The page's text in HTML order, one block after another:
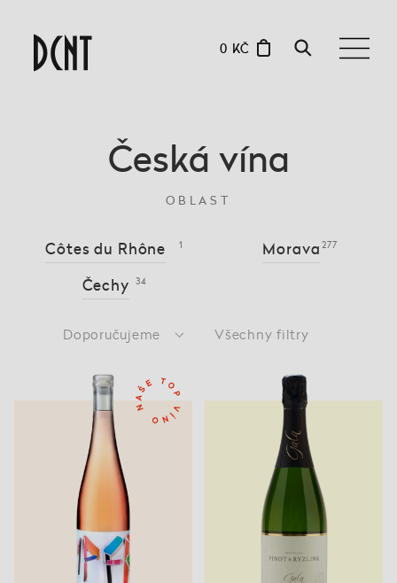
0 KČ
Česká vína
OBLAST
Côtes du Rhône 1
Čechy 34
Morava 277
Doporučujeme Všechny filtry